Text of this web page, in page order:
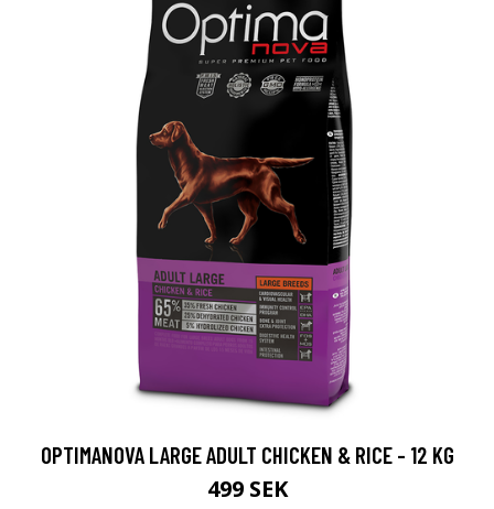
OPTIMANOVA LARGE ADULT CHICKEN & RICE - 12 KG
499 SEK